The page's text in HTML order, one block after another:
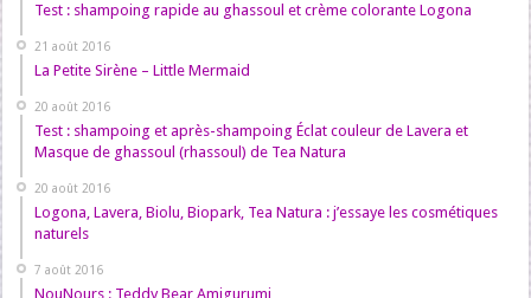
Test : shampoing rapide au ghassoul et crème colorante Logona
21 août 2016
La Petite Sirène – Little Mermaid
20 août 2016
Test : shampoing et après-shampoing Éclat couleur de Lavera et
Masque de ghassoul (rhassoul) de Tea Natura
20 août 2016
Logona, Lavera, Biolu, Biopark, Tea Natura : j’essaye les cosmétiques
naturels
7 août 2016
NouNours : Teddy Bear Amigurumi